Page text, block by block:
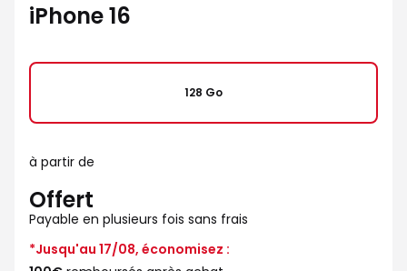
iPhone 16
128 Go
à partir de
Offert
Payable en plusieurs fois sans frais
*Jusqu'au 17/08, économisez :